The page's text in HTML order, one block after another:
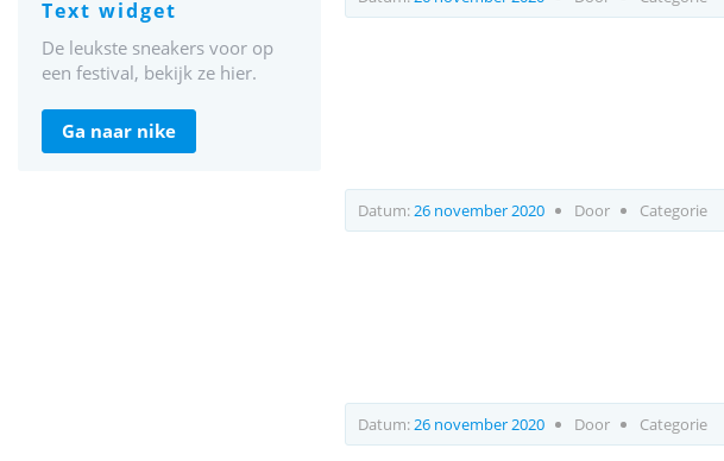
Datum:26 november 2020 Door Categorie
Datum:26 november 2020 Door Categorie
text widget
De leukste sneakers voor op
een festival, bekijk ze hier.
ga naar nike